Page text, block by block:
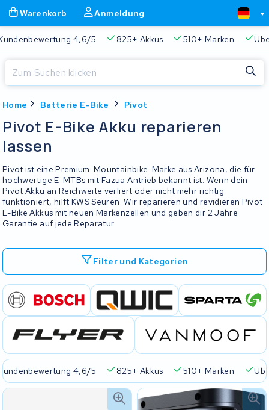
Warenkorb Anmeldung
4,6/5 825+ Akkus 510+ Marken
Home Batterie E-Bike Pivot
Pivot E-Bike Akku reparieren
lassen
Pivot ist eine Premium-Mountainbike-Marke aus Arizona, die für
hochwertige E-MTBs mit Fazua Antrieb bekannt ist. Wenn dein
Pivot Akku an Reichweite verliert oder nicht mehr richtig
funktioniert, hilft KWS Seuren. Wir reparieren und revidieren Pivot
E-Bike Akkus mit neuen Markenzellen und geben dir 2 Jahre
Garantie auf jede Reparatur.
Filter und Kategorien
4,6/5 825+ Akkus 510+ Marken
Immer eine passende Lösung 2 Jahre Garantie
Schließen
Beginnen Sie mit der Eingabe in der Suchleiste, um zu suchen